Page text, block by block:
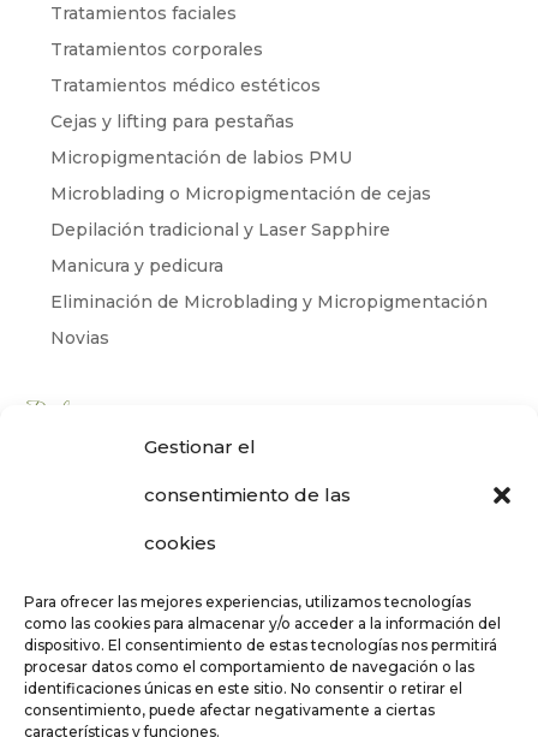
Gestionar el
consentimiento de las
cookies
Para ofrecer las mejores experiencias, utilizamos tecnologías
como las cookies para almacenar y/o acceder a la información del
dispositivo. El consentimiento de estas tecnologías nos permitirá
procesar datos como el comportamiento de navegación o las
identificaciones únicas en este sitio. No consentir o retirar el
consentimiento, puede afectar negativamente a ciertas
características y funciones.
Tratamientos faciales
Tratamientos corporales
Tratamientos médico estéticos
Cejas y lifting para pestañas
Micropigmentación de labios PMU
Microblading o Micropigmentación de cejas
Depilación tradicional y Laser Sapphire
Manicura y pedicura
Eliminación de Microblading y Micropigmentación
Novias
Productos
Regala
Solares